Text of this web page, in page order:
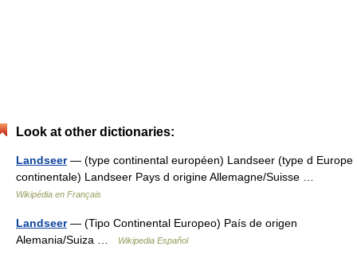
Look at other dictionaries:
Landseer— (type continental européen) Landseer (type d Europe
continentale) Landseer Pays d origine Allemagne/Suisse …
Wikipédia en Français
Landseer— (Tipo Continental Europeo) País de origen
Alemania/Suiza …
Wikipedia Español